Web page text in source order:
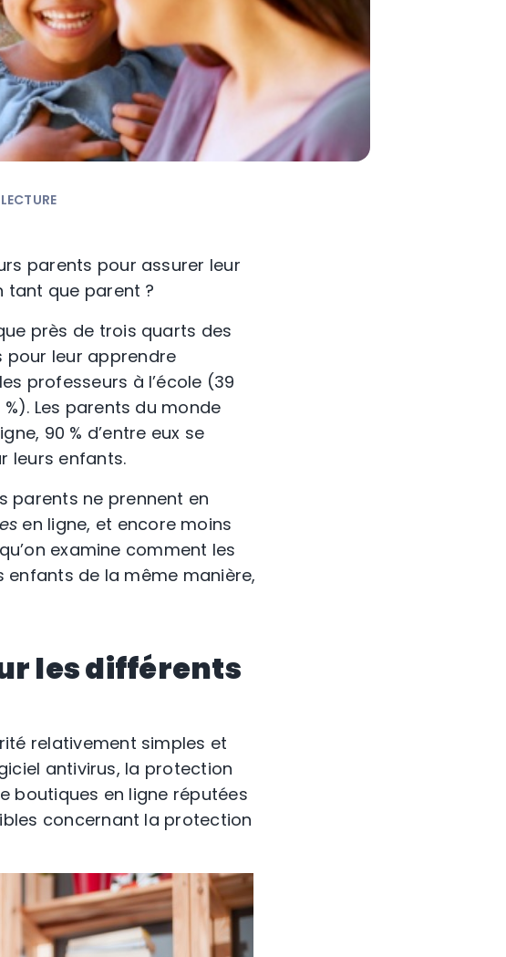
parents pour assurer leur
tant que parent ?
près de trois quarts des
pour leur apprendre
professeurs à l’école (39
Les parents du monde
90 % d’entre eux se
leurs enfants.
parents ne prennent en
en ligne, et encore moins
examine comment les
enfants de la même manière,
les différents
relativement simples et
antivirus, la protection
boutiques en ligne réputées
concernant la protection